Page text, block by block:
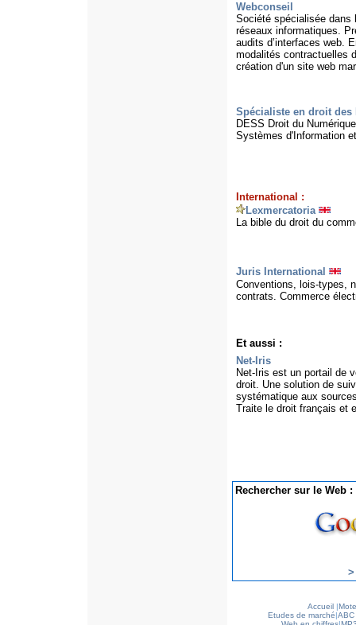
Webconseil
Société spécialisée dans
réseaux informatiques.
audits d’interfaces web.
modalités contractuelles
création d'un site web
Spécialiste en droit des
DESS Droit du
Systèmes d'Information
International :
Lexmercatoria
La bible du droit du
Juris International
Conventions, lois-types,
contrats. Commerce
Et aussi :
Net-Iris
Net-Iris est un portail de
droit. Une solution de
systématique aux
Traite le droit français et
Rechercher sur le Web :
Accueil |
Etudes de marché|ABC